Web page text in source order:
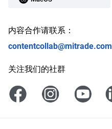
内容合作请联系：
contentcollab@mitrade.com
关注我们的社群